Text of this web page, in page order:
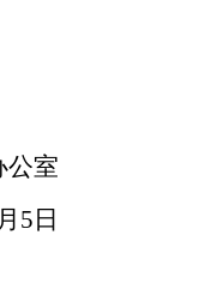
公室
月 5 日